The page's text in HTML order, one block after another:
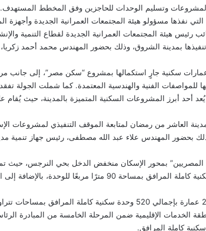
المشروعات وتسليم الوحدات للحاجزين وفق المخطط المستهدف.
التي نفذها مسؤولو هيئة المجتمعات العمرانية الجديدة وأجهزة
هيئة المجتمعات العمرانية الجديدة لقطاع التنمية
بمدينة الشروق، وذلك بحضور المهندس محمد أحمد
الجولة بمدينة الشروق، تم متابعة موقف تنفيذ 9 عمارات سكنية جارٍ استكمالها بمشروع “سكن مصر”،
للمواصفات الفنية والهندسية المعتمدة. كما شملت الجولة
العاشر من رمضان لمتابعة الموقف التنفيذي لمشروعات
بحضور المهندس علاء عبد الله مصطفى، رئيس جهاز تنمية
بمحور الإسكان منخفض الدخل بحي النرجس، حيث تم
السادسة التي تضم 240 عمارة بإجمالي 5650 وحدة سكنية كاملة المرافق بمساحة 90
الخدمات الإقليمية ضمن المرحلة الخامسة من المبادرة